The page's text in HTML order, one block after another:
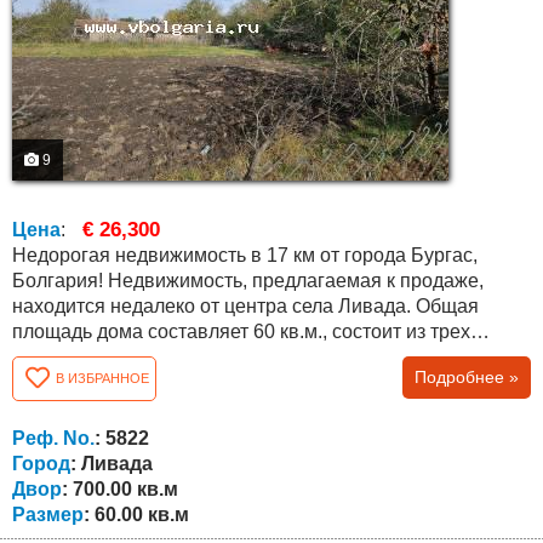
9
Цена: € 26,300
Недорогая недвижимость в 17 км от города Бургас,
Болгария! Недвижимость, предлагаемая к продаже,
находится недалеко от центра села Ливада. Общая
площадь дома составляет 60 кв.м., состоит из трех
комнат. Наше предложение – продажа двора, поскольку
дом нуждается в капитальном ремонте или в сносе.
Открыт лицевой счет на воду, а на электричество нет, но
за 600 евро через 2-3 месяца можно открыть лицевой
счет и на электричество....
В ИЗБРАННОЕ Подробнее »
Реф. No.: 5822
Город: Ливада
Двор: 700.00 кв.м
Размер: 60.00 кв.м